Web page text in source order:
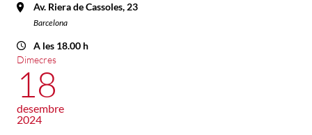
Av. Riera de Cassoles, 23
Barcelona
A les 18.00 h
Dimecres
18
desembre
2024